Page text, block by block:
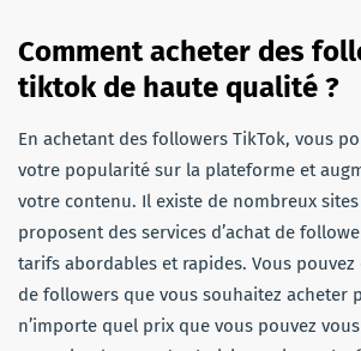
Comment acheter des
tiktok de haute qualité ?
En achetant des followers TikTok, vous
votre popularité sur la plateforme et
votre contenu. Il existe de nombreux
proposent des services d’achat de
tarifs abordables et rapides. Vous
de followers que vous souhaitez acheter
n’importe quel prix que vous pouvez